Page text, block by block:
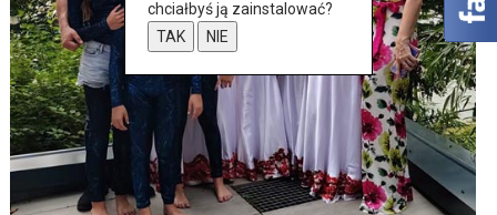
chciałbyś ją zainstalować?
TAK
NIE